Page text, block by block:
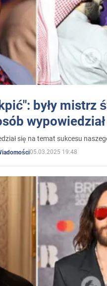
były mistrz
się na temat sukcesu
05.03.2025 19:48